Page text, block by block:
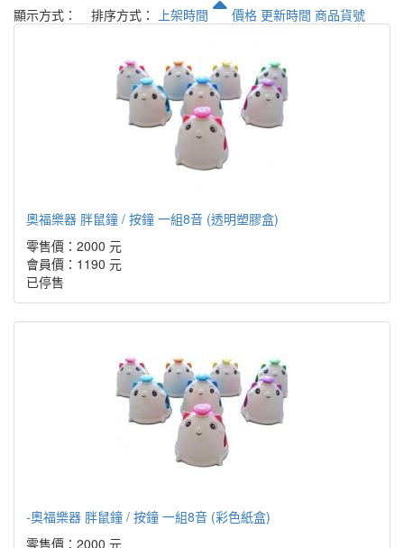
顯示方式：
排序方式： 上架時間 價格 更新時間 商品貨號
奧福樂器 胖鼠鐘 / 按鐘 一組8音 (透明塑膠盒)
零售價：2000 元
會員價：1190 元
已停售
-奧福樂器 胖鼠鐘 / 按鐘 一組8音 (彩色紙盒)
零售價：2000 元